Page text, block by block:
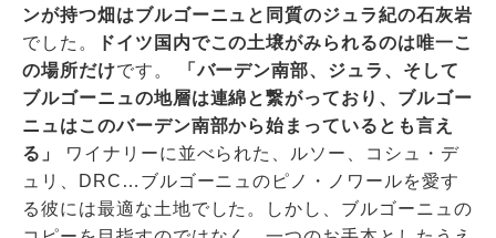
ンが持つ畑はブルゴーニュと同質のジュラ紀の石灰岩
でした。
ドイツ国内でこの土壌がみられるのは唯一こ
の場所だけです。
「バーデン南部、ジュラ、そして
ブルゴーニュの地層は連綿と繋がっており、ブルゴー
ニュはこのバーデン南部から始まっているとも言え
る」
ワイナリーに並べられた、ルソー、コシュ・デ
ュリ、DRC…ブルゴーニュのピノ・ノワールを愛す
る彼には最適な土地でした。しかし、ブルゴーニュの